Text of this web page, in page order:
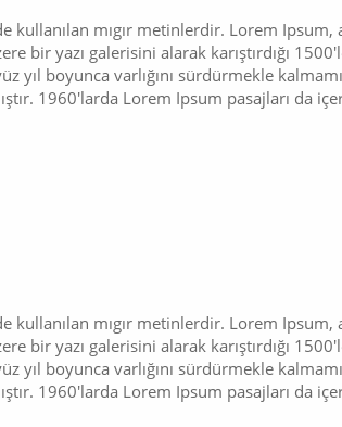
kullanılan mıgır metinlerdir. Lorem Ipsum,
bir yazı galerisini alarak karıştırdığı
yıl boyunca varlığını sürdürmekle
1960'larda Lorem Ipsum pasajları da
kullanılan mıgır metinlerdir. Lorem Ipsum,
bir yazı galerisini alarak karıştırdığı
yıl boyunca varlığını sürdürmekle
1960'larda Lorem Ipsum pasajları da